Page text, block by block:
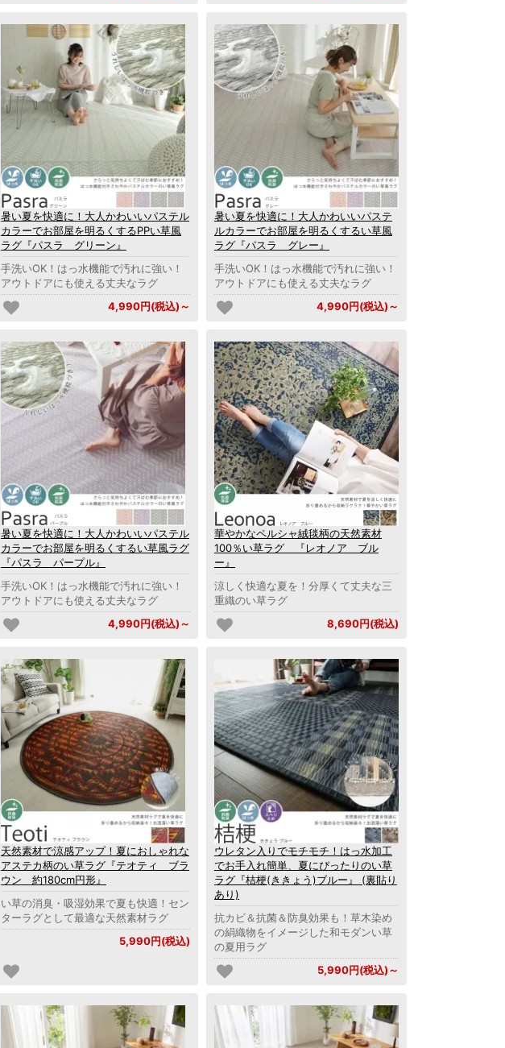
暑い夏を快適に！大人かわいいパステル
カラーでお部屋を明るくするPPい草風
ラグ『パスラ グリーン』
手洗いOK！はっ水機能で汚れに強い！
アウトドアにも使える丈夫なラグ
4,990円(税込)～
暑い夏を快適に！大人かわいいパステ
ルカラーでお部屋を明るくするい草風
ラグ『パスラ グレー』
手洗いOK！はっ水機能で汚れに強い！
アウトドアにも使える丈夫なラグ
4,990円(税込)～
暑い夏を快適に！大人かわいいパステル
カラーでお部屋を明るくするい草風ラグ
『パスラ パープル』
手洗いOK！はっ水機能で汚れに強い！
アウトドアにも使える丈夫なラグ
4,990円(税込)～
華やかなペルシャ絨毯柄の天然素材
100％い草ラグ 『レオノア ブル
ー』
涼しく快適な夏を！分厚くて丈夫な三
重織のい草ラグ
8,690円(税込)
天然素材で涼感アップ！夏におしゃれな
アステカ柄のい草ラグ『テオティ ブラ
ウン 約180cm円形』
い草の消臭・吸湿効果で夏も快適！セン
ターラグとして最適な天然素材ラグ
5,990円(税込)
ウレタン入りでモチモチ！はっ水加工
でお手入れ簡単、夏にぴったりのい草
ラグ『桔梗(ききょう)ブルー』 (裏貼り
あり)
抗カビ＆抗菌＆防臭効果も！草木染め
の絹織物をイメージした和モダンい草
の夏用ラグ
5,990円(税込)～